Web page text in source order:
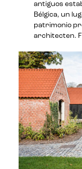
antiguos
Bélgica, un
patrimonio
architecten.